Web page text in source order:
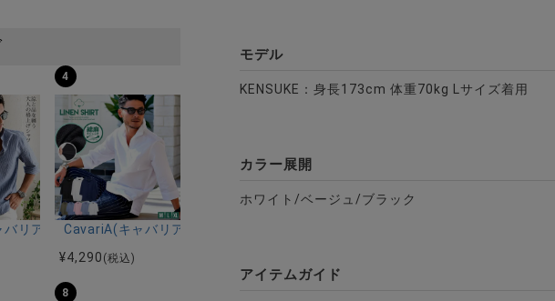
ーフスリーブニット/全12色
ジーロングパンツ/全5色
リア)パナマ織り7分袖カプリシャツ/全9色
4
CavariA(キャバリア)コットンリネンホリゾンタルカラー7分袖カプリシャツ/全8色
¥4,290 (税込)
8
モデル
KENSUKE：身長173cm 体重70kg Lサイズ着用
カラー展開
ホワイト/ベージュ/ブラック
アイテムガイド